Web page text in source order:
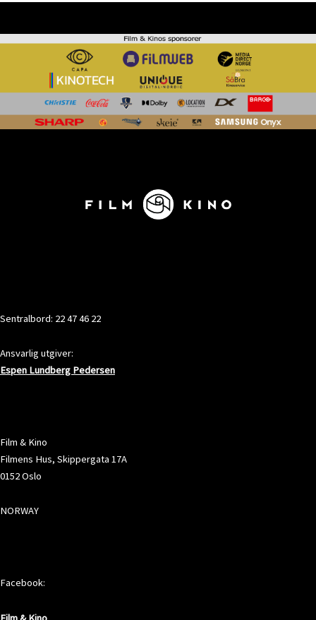
Sentralbord: 22 47 46 22
Ansvarlig utgiver:
Espen Lundberg Pedersen
Film & Kino
Filmens Hus, Skippergata 17A
0152 Oslo
NORWAY
Facebook: